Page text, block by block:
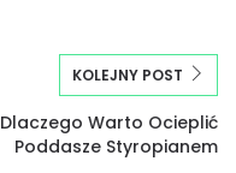
KOLEJNY POST
Dlaczego Warto Ocieplić
Poddasze Styropianem